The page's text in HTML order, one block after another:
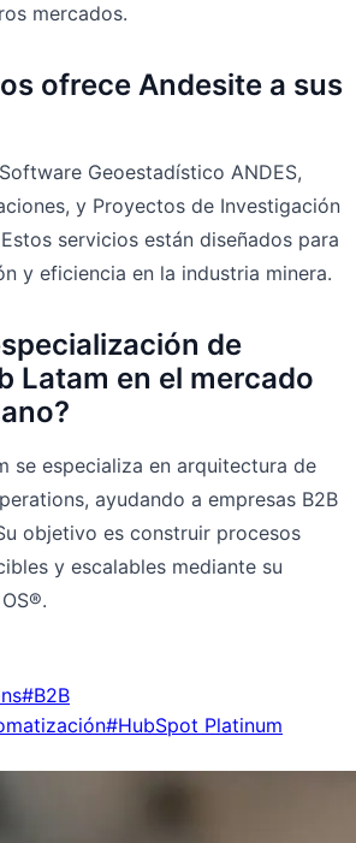
mercados.
ofrece Andesite a sus
Geoestadístico ANDES,
y Proyectos de Investigación
servicios están diseñados para
y eficiencia en la industria minera.
de
Latam en el mercado
se especializa en arquitectura de
ayudando a empresas B2B
objetivo es construir procesos
y escalables mediante su
#B2B
#HubSpot Platinum